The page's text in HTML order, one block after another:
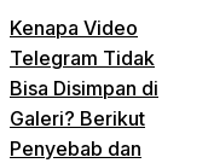
Kenapa Video
Telegram Tidak
Bisa Disimpan di
Galeri? Berikut
Penyebab dan